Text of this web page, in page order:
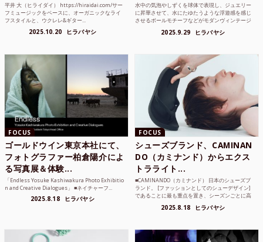
平井 大（ヒライダイ） https://hiraidai.com/サー
フミュージックをベースに、オーガニックなライ
フスタイルと、ウクレレ&ギター...
2025.10.20 ヒラバヤシ
水中の気泡やしずくを球体で表現し、ジュエリー
に昇華させて、水にたゆたうような浮遊感を感じ
させるボールモチーフなどがモダンヴィンテージ
2025.9.29 ヒラバヤシ
FOCUS
ゴールドウイン東京本社にて、
フォトグラファー柏倉陽介によ
る写真展＆体験...
「Endless Yosuke Kashiwakura Photo Exhibitio
n and Creative Dialogues」 ■ネイチャーフ...
2025.8.18 ヒラバヤシ
FOCUS
シューズブランド、CAMINAN
DO（カミナンド）からエクス
トラライト...
■CAMINANDO（カミナンド） 日本のシューズブ
ランド。 [ファッションとしてのシューデザイン]
であることに最も重点を置き、シーズンごとに高
2025.8.18 ヒラバヤシ